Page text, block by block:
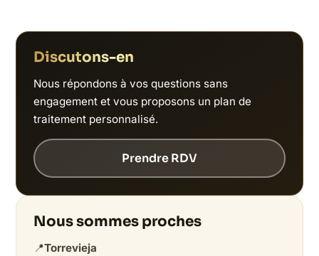
Discutons-en
Nous répondons à vos questions sans
engagement et vous proposons un plan de
traitement personnalisé.
Prendre RDV
Nous sommes proches
📍Torrevieja